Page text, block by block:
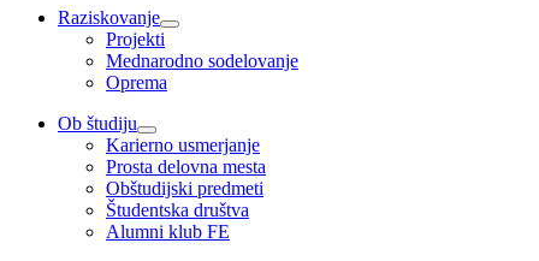
Raziskovanje
Projekti
Mednarodno sodelovanje
Oprema
Ob študiju
Karierno usmerjanje
Prosta delovna mesta
Obštudijski predmeti
Študentska društva
Alumni klub FE